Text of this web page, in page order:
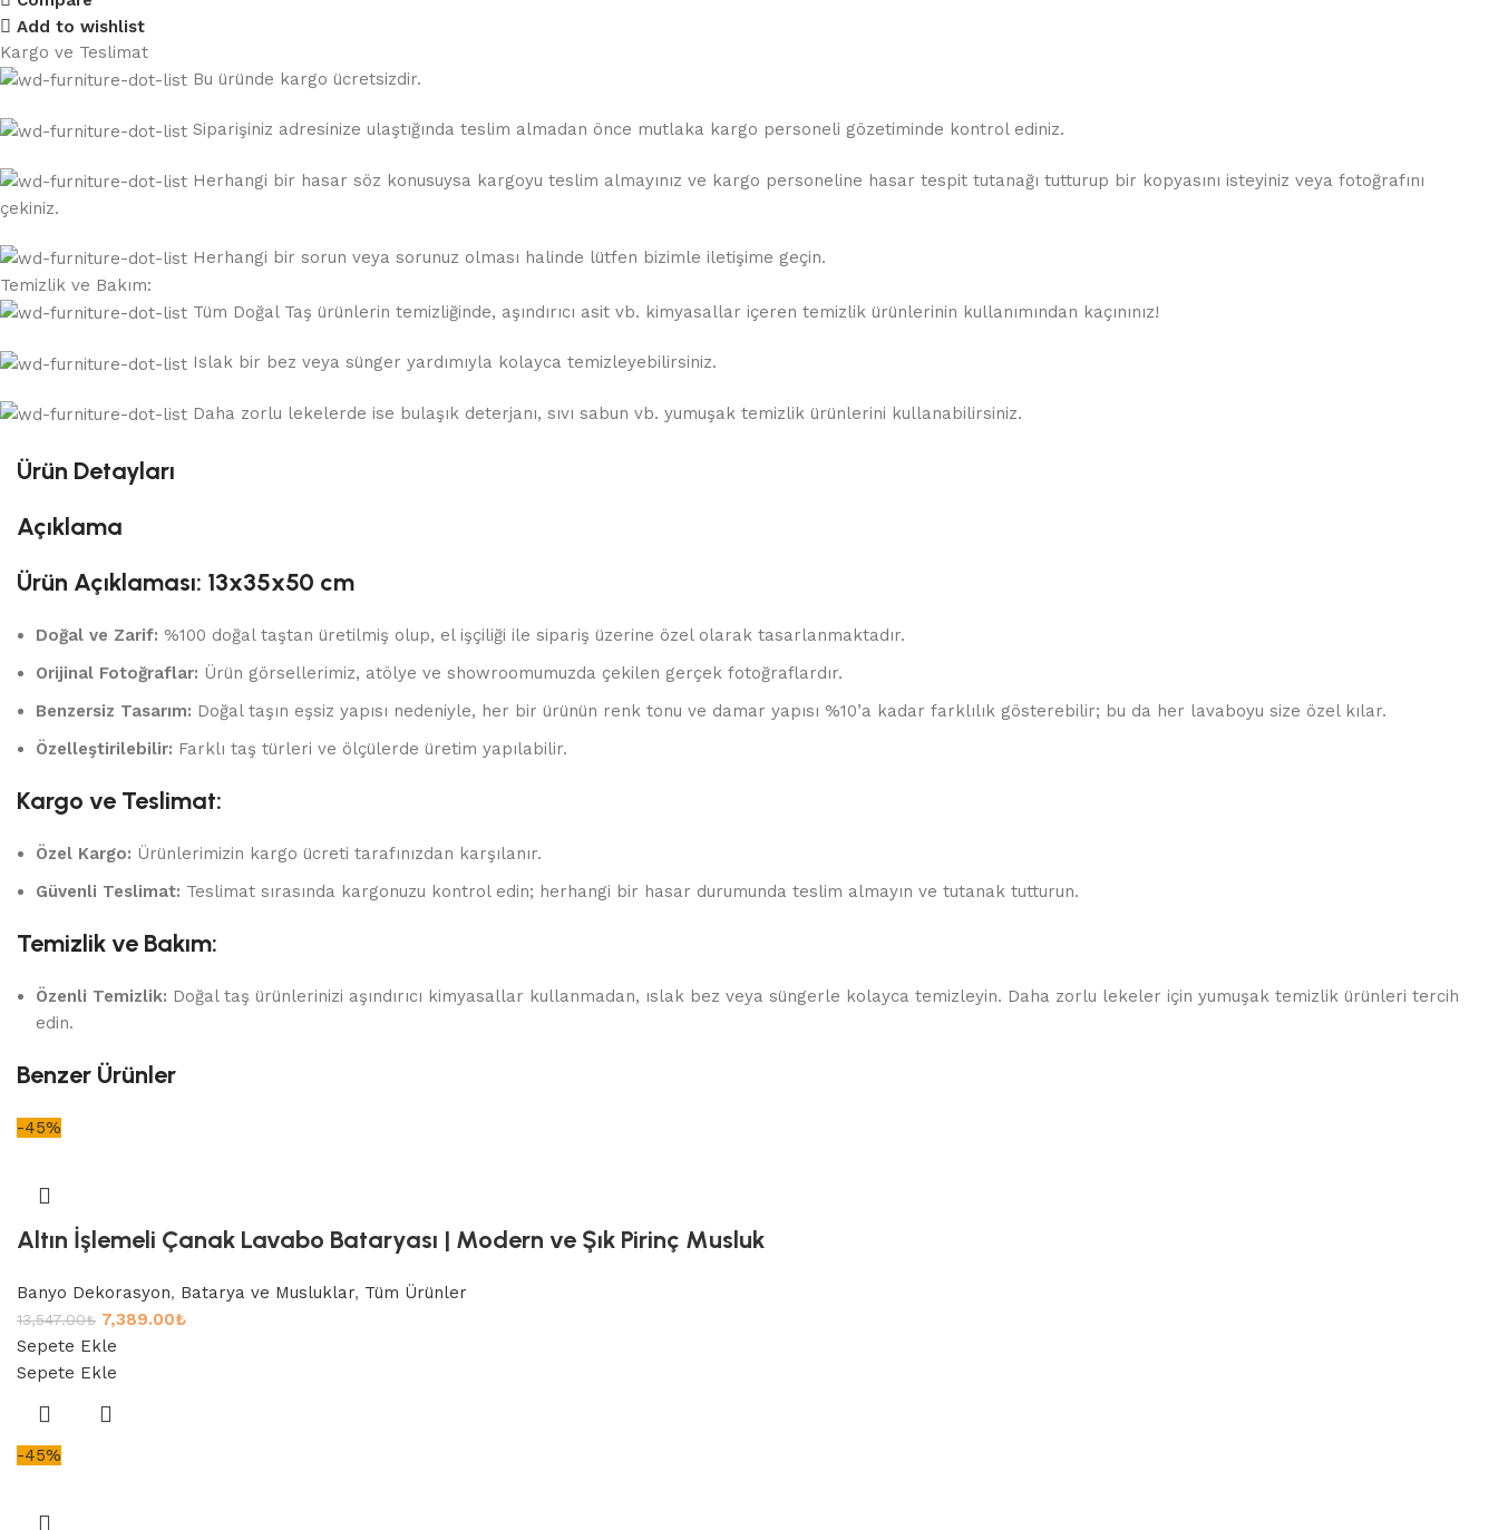
Add to wishlist
Kargo ve Teslimat
Bu üründe kargo ücretsizdir.
Siparişiniz adresinize ulaştığında teslim almadan önce mutlaka kargo personeli gözetiminde kontrol ediniz.
Herhangi bir hasar söz konusuysa kargoyu teslim almayınız ve kargo personeline hasar tespit tutanağı tutturup bir kopyasını isteyiniz veya fotoğrafını
çekiniz.
Herhangi bir sorun veya sorunuz olması halinde lütfen bizimle iletişime geçin.
Temizlik ve Bakım:
Tüm Doğal Taş ürünlerin temizliğinde, aşındırıcı asit vb. kimyasallar içeren temizlik ürünlerinin kullanımından kaçınınız!
Islak bir bez veya sünger yardımıyla kolayca temizleyebilirsiniz.
Daha zorlu lekelerde ise bulaşık deterjanı, sıvı sabun vb. yumuşak temizlik ürünlerini kullanabilirsiniz.
Ürün Detayları
Açıklama
Ürün Açıklaması: 13x35x50 cm
Doğal ve Zarif: %100 doğal taştan üretilmiş olup, el işçiliği ile sipariş üzerine özel olarak tasarlanmaktadır.
Orijinal Fotoğraflar: Ürün görsellerimiz, atölye ve showroomumuzda çekilen gerçek fotoğraflardır.
Benzersiz Tasarım: Doğal taşın eşsiz yapısı nedeniyle, her bir ürünün renk tonu ve damar yapısı %10’a kadar farklılık gösterebilir; bu da her lavaboyu size özel kılar.
Özelleştirilebilir: Farklı taş türleri ve ölçülerde üretim yapılabilir.
Kargo ve Teslimat:
Özel Kargo: Ürünlerimizin kargo ücreti tarafınızdan karşılanır.
Güvenli Teslimat: Teslimat sırasında kargonuzu kontrol edin; herhangi bir hasar durumunda teslim almayın ve tutanak tutturun.
Temizlik ve Bakım:
Özenli Temizlik: Doğal taş ürünlerinizi aşındırıcı kimyasallar kullanmadan, ıslak bez veya süngerle kolayca temizleyin. Daha zorlu lekeler için yumuşak temizlik ürünleri tercih
edin.
Benzer Ürünler
-45%
Altın İşlemeli Çanak Lavabo Bataryası | Modern ve Şık Pirinç Musluk
Banyo Dekorasyon, Batarya ve Musluklar, Tüm Ürünler
13,547.00₺ 7,389.00₺
Sepete Ekle
Sepete Ekle
-45%